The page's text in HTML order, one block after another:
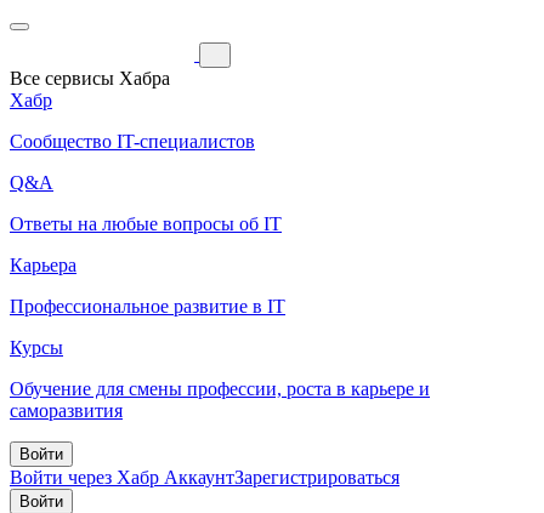
Все сервисы Хабра
Хабр
Сообщество IT-специалистов
Q&A
Ответы на любые вопросы об IT
Карьера
Профессиональное развитие в IT
Курсы
Обучение для смены профессии, роста в карьере и
саморазвития
Войти
Войти через Хабр АккаунтЗарегистрироваться
Войти